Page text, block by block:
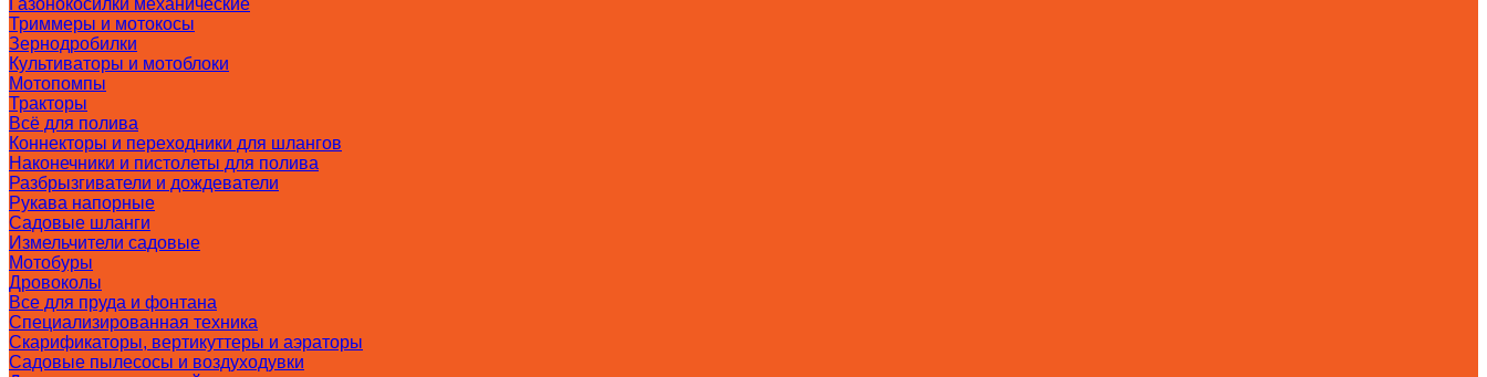
Газонокосилки механические
Триммеры и мотокосы
Зернодробилки
Культиваторы и мотоблоки
Мотопомпы
Тракторы
Всё для полива
Коннекторы и переходники для шлангов
Наконечники и пистолеты для полива
Разбрызгиватели и дождеватели
Рукава напорные
Садовые шланги
Измельчители садовые
Мотобуры
Дровоколы
Все для пруда и фонтана
Специализированная техника
Скарификаторы, вертикуттеры и аэраторы
Садовые пылесосы и воздуходувки